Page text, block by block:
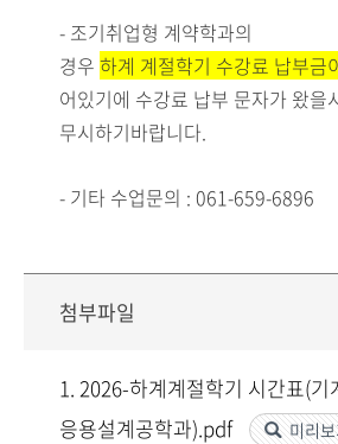
- 조기취업형 계약학과의
경우 하계 계절학기 수강료 납부금
어있기에 수강료 납부 문자가 왔을
무시하기바랍니다.
- 기타 수업문의 : 061-659-6896
첨부파일
1. 2026-하계계절학기 시간표(기
응용설계공학과).pdf
미리